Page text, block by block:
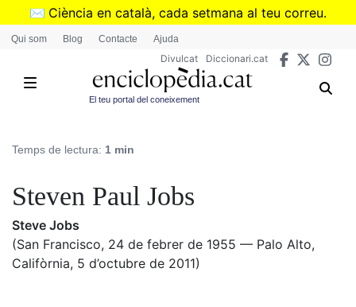
Vés
✉️ Ciència en català, cada setmana al teu correu.
➜Subscriu-te al butlletí de Divulcat
Qui som Blog Contacte Ajuda
Divulcat Diccionari.cat
El teu portal del coneixement
Temps de lectura: 1 min
Steven Paul Jobs
Steve Jobs
(San Francisco, 24 de febrer de 1955 — Palo Alto,
Califòrnia, 5 d’octubre de 2011)